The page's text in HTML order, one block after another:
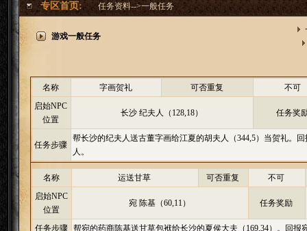
专区首页: 任务资料-->一般任务
游戏一般任务
名称 字画贺礼 可否重复
不可
启始NPC
位置
长沙 纪夫人（128,18） 任务奖
任务步骤
帮长沙的纪夫人送古董字画给江夏的胡夫人（344,5）当贺礼。
人。
名称 运送甘草 可否重复
不可
启始NPC
位置
宛 陈基（60,11） 任务奖励
任务步骤 帮宛的药商陈基送甘草包袱给长沙的夏侯大夫（169,34）。回